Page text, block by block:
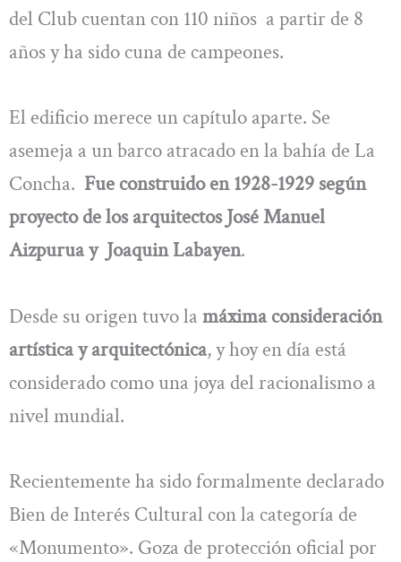
del Club cuentan con 110 niños a partir de 8
años y ha sido cuna de campeones.
El edificio merece un capítulo aparte. Se
asemeja a un barco atracado en la bahía de La
Concha. Fue construido en 1928-1929 según
proyecto de los arquitectos José Manuel
Aizpurua y Joaquin Labayen.
Desde su origen tuvo la máxima consideración
artística y arquitectónica, y hoy en día está
considerado como una joya del racionalismo a
nivel mundial.
Recientemente ha sido formalmente declarado
Bien de Interés Cultural con la categoría de
«Monumento». Goza de protección oficial por